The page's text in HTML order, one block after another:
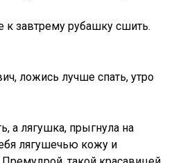
завтрему рубашку сшить.
ложись лучше спать, утро
а лягушка, прыгнула на
лягушечью кожу и